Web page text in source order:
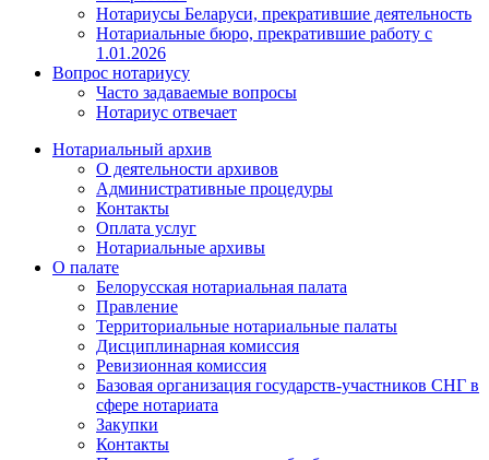
Нотариусы Беларуси, прекратившие деятельность
Нотариальные бюро, прекратившие работу с
1.01.2026
Вопрос нотариусу
Часто задаваемые вопросы
Нотариус отвечает
Нотариальный архив
О деятельности архивов
Административные процедуры
Контакты
Оплата услуг
Нотариальные архивы
О палате
Белорусская нотариальная палата
Правление
Территориальные нотариальные палаты
Дисциплинарная комиссия
Ревизионная комиссия
Базовая организация государств-участников СНГ в
сфере нотариата
Закупки
Контакты